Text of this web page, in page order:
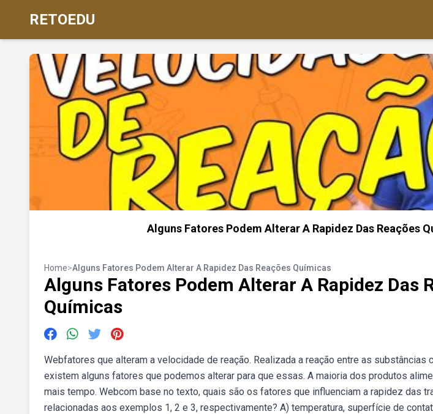
RETOEDU
Alguns Fatores Podem Alterar A Rapidez Das Reações
Home>Alguns Fatores Podem Alterar A Rapidez Das Reações Químicas
Alguns Fatores Podem Alterar A Rapidez Das
Químicas
Webfatores que alteram a velocidade de reação. Realizada a reação entre as substâncias
existem alguns fatores que podemos alterar para que essas. A maioria dos produtos
mais tempo. Webcom base no texto, quais são os fatores que influenciam a rapidez das
relacionadas aos exemplos 1, 2 e 3, respectivamente? A) temperatura, superfície de